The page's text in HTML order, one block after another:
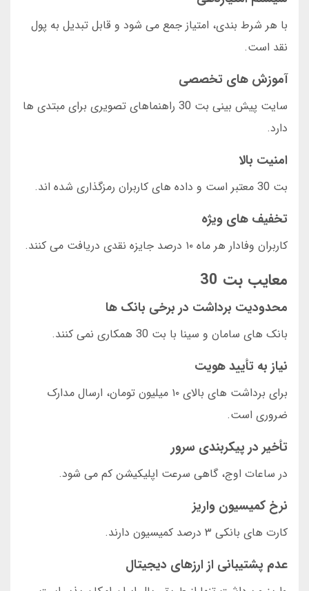
با هر شرط بندی، امتیاز جمع می شود و قابل تبدیل به پول
نقد است.
آموزش های تخصصی
سایت پیش بینی بت 30 راهنماهای تصویری برای مبتدی ها
دارد.
امنیت بالا
بت 30 معتبر است و داده های کاربران رمزگذاری شده اند.
تخفیف های ویژه
کاربران وفادار هر ماه ۱۰ درصد جایزه نقدی دریافت می کنند.
معایب بت 30
محدودیت برداشت در برخی بانک ها
بانک های سامان و سینا با بت 30 همکاری نمی کنند.
نیاز به تأیید هویت
برای برداشت های بالای ۱۰ میلیون تومان، ارسال مدارک
ضروری است.
تأخیر در پیکربندی سرور
در ساعات اوج، گاهی سرعت اپلیکیشن کم می شود.
نرخ کمیسیون واریز
کارت های بانکی ۳ درصد کمیسیون دارند.
عدم پشتیبانی از ارزهای دیجیتال